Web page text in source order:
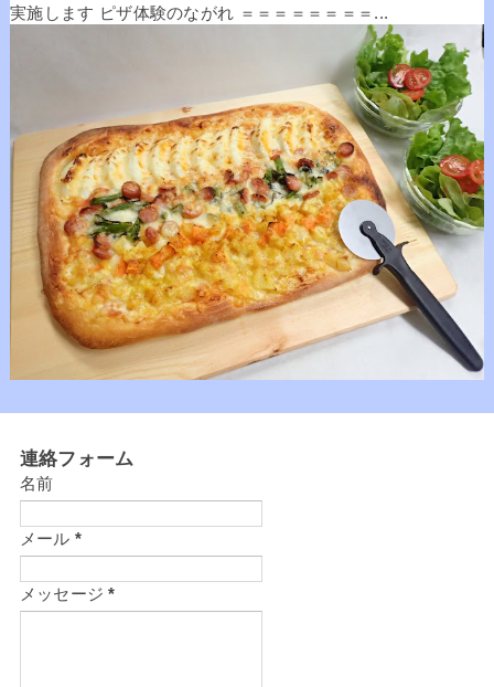
実施します ピザ体験のながれ ＝＝＝＝＝＝＝＝...
連絡フォーム
名前
メール *
メッセージ*